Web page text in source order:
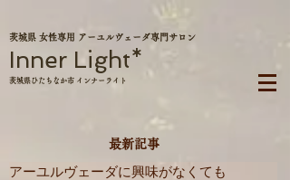
茨城県 女性専用 アーユルヴェーダ専門サロン
Inner Light*
茨城県ひたちなか市 インナーライト
最新記事
アーユルヴェーダに興味がなくても